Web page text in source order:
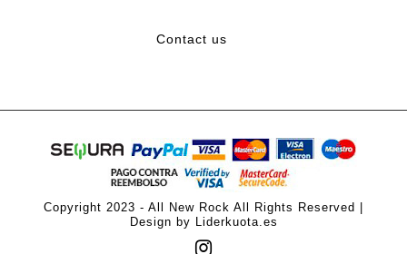
Contact us
Copyright 2023 - All New Rock All Rights Reserved |
Design by Liderkuota.es